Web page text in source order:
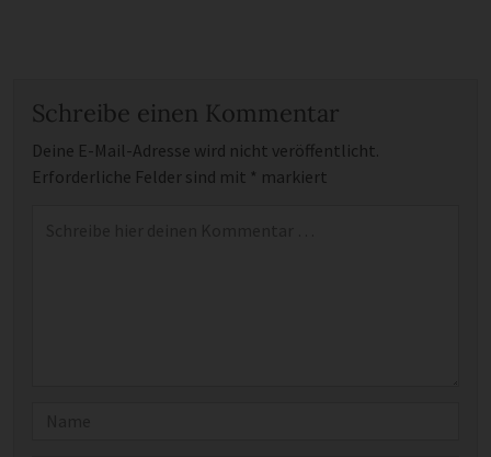
Schreibe einen Kommentar
Deine E-Mail-Adresse wird nicht veröffentlicht.
Erforderliche Felder sind mit * markiert